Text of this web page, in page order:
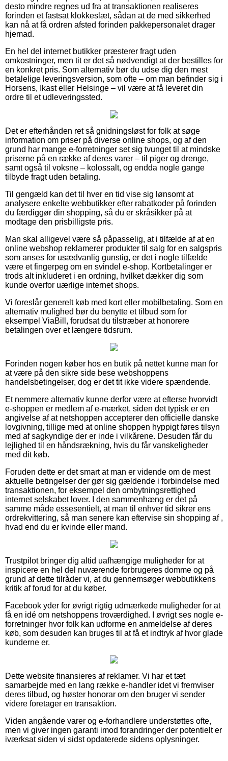
desto mindre regnes ud fra at transaktionen realiseres
forinden et fastsat klokkeslæt, sådan at de med sikkerhed
kan nå at få ordren afsted forinden pakkepersonalet drager
hjemad.
En hel del internet butikker præsterer fragt uden
omkostninger, men tit er det så nødvendigt at der bestilles for
en konkret pris. Som alternativ bør du udse dig den mest
betalelige leveringsversion, som ofte – om man befinder sig i
Horsens, Ikast eller Helsinge – vil være at få leveret din
ordre til et udleveringssted.
Det er efterhånden ret så gnidningsløst for folk at søge
information om priser på diverse online shops, og af den
grund har mange e-forretninger set sig tvunget til at mindske
priserne på en række af deres varer – til piger og drenge,
samt også til voksne – kolossalt, og endda nogle gange
tilbyde fragt uden betaling.
Til gengæld kan det til hver en tid vise sig lønsomt at
analysere enkelte webbutikker efter rabatkoder på forinden
du færdiggør din shopping, så du er skråsikker på at
modtage den prisbilligste pris.
Man skal alligevel være så påpasselig, at i tilfælde af at en
online webshop reklamerer produkter til salg for en salgspris
som anses for usædvanlig gunstig, er det i nogle tilfælde
være et fingerpeg om en svindel e-shop. Kortbetalinger er
trods alt inkluderet i en ordning, hvilket dækker dig som
kunde overfor uærlige internet shops.
Vi foreslår generelt køb med kort eller mobilbetaling. Som en
alternativ mulighed bør du benytte et tilbud som for
eksempel ViaBill, forudsat du tilstræber at honorere
betalingen over et længere tidsrum.
Forinden nogen køber hos en butik på nettet kunne man for
at være på den sikre side bese webshoppens
handelsbetingelser, dog er det tit ikke videre spændende.
Et nemmere alternativ kunne derfor være at efterse hvorvidt
e-shoppen er medlem af e-mærket, siden det typisk er en
angivelse af at netshoppen accepterer den officielle danske
lovgivning, tillige med at online shoppen hyppigt føres tilsyn
med af sagkyndige der er inde i vilkårene. Desuden får du
lejlighed til en håndsrækning, hvis du får vanskeligheder
med dit køb.
Foruden dette er det smart at man er vidende om de mest
aktuelle betingelser der gør sig gældende i forbindelse med
transaktionen, for eksempel den ombytningsrettighed
internet selskabet lover. I den sammenhæng er det på
samme måde essesentielt, at man til enhver tid sikrer ens
ordrekvittering, så man senere kan eftervise sin shopping af ,
hvad end du er kvinde eller mand.
Trustpilot bringer dig altid uafhængige muligheder for at
inspicere en hel del nuværende forbrugeres domme og på
grund af dette tilråder vi, at du gennemsøger webbutikkens
kritik af forud for at du køber.
Facebook yder for øvrigt rigtig udmærkede muligheder for at
få en idé om netshoppens troværdighed. I øvrigt ses nogle e-
forretninger hvor folk kan udforme en anmeldelse af deres
køb, som desuden kan bruges til at få et indtryk af hvor glade
kunderne er.
Dette website finansieres af reklamer. Vi har et tæt
samarbejde med en lang række e-handler idet vi fremviser
deres tilbud, og høster honorar om den bruger vi sender
videre foretager en transaktion.
Viden angående varer og e-forhandlere understøttes ofte,
men vi giver ingen garanti imod forandringer der potentielt er
iværksat siden vi sidst opdaterede sidens oplysninger.